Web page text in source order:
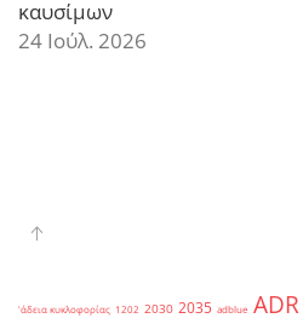
καυσίμων
24 Ιούλ. 2026
'άδεια κυκλοφορίας 1202 2030 2035 adblue ADR